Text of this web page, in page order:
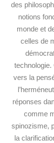
des
notions
monde et
celles de
vers la
réponses
comme
spinozisme,
la